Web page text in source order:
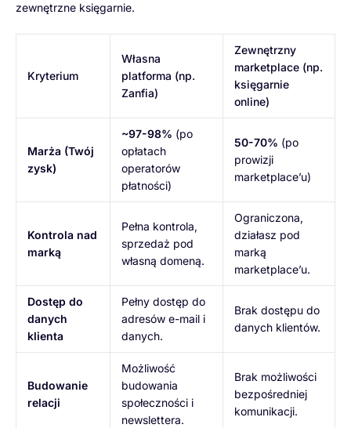
zewnętrzne księgarnie.
Kryterium
Własna
platforma (np.
Zanfia)
Zewnętrzny
marketplace (np.
księgarnie
online)
Marża (Twój
zysk)
~97-98% (po
opłatach
operatorów
płatności)
50-70% (po
prowizji
marketplace’u)
Kontrola nad
marką
Pełna kontrola,
sprzedaż pod
własną domeną.
Ograniczona,
działasz pod
marką
marketplace’u.
Dostęp do
danych
klienta
Pełny dostęp do
adresów e-mail i
danych.
Brak dostępu do
danych klientów.
Budowanie
relacji
Możliwość
budowania
społeczności i
newslettera.
Brak możliwości
bezpośredniej
komunikacji.